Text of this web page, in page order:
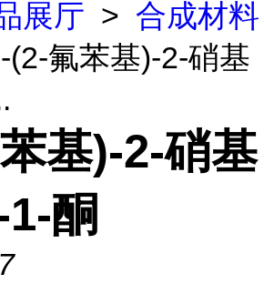
展厅 > 合成材料
(2-氟苯基)-2-硝基
基)-2-硝基
酮